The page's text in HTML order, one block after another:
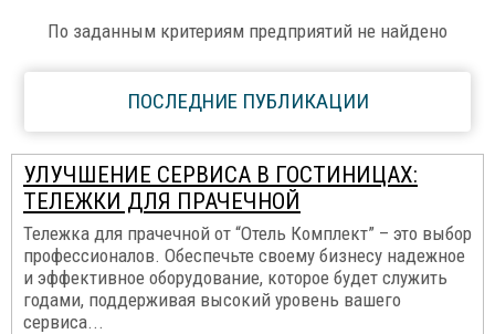
По заданным критериям предприятий не найдено
ПОСЛЕДНИЕ ПУБЛИКАЦИИ
УЛУЧШЕНИЕ СЕРВИСА В ГОСТИНИЦАХ:
ТЕЛЕЖКИ ДЛЯ ПРАЧЕЧНОЙ
Тележка для прачечной от “Отель Комплект” – это выбор
профессионалов. Обеспечьте своему бизнесу надежное
и эффективное оборудование, которое будет служить
годами, поддерживая высокий уровень вашего
сервиса...